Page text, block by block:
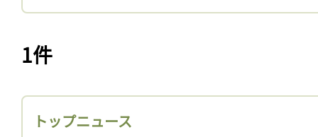
1件
トップニュース